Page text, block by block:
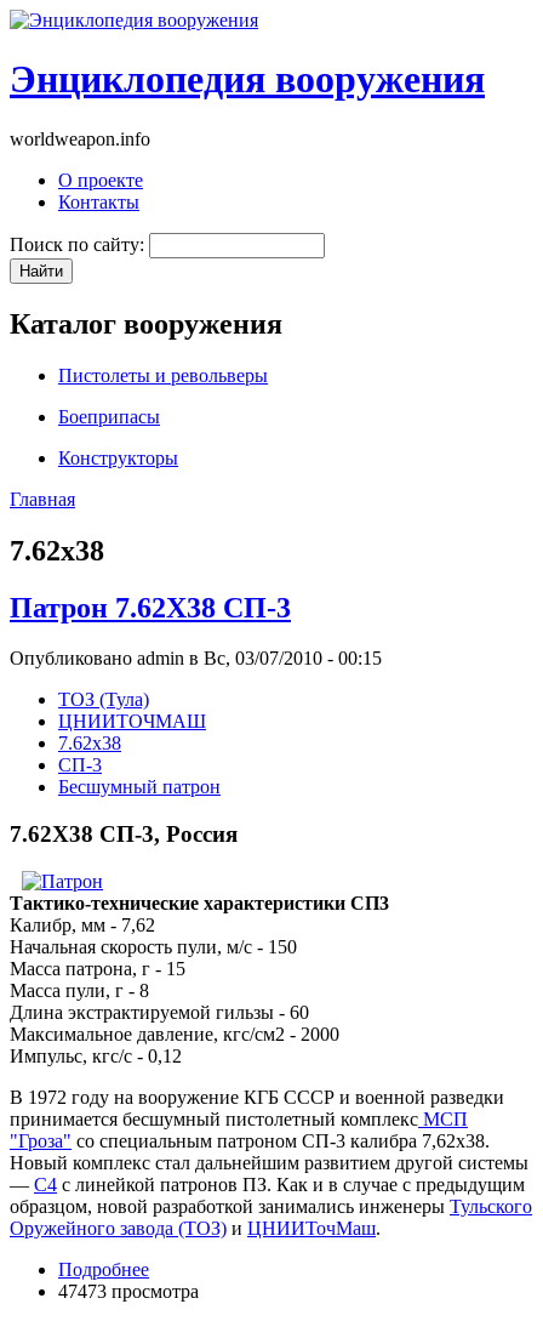
Энциклопедия вооружения
worldweapon.info
О проекте
Контакты
Поиск по сайту:
Каталог вооружения
Пистолеты и револьверы
Боеприпасы
Конструкторы
Главная
7.62x38
Патрон 7.62Х38 СП-3
Опубликовано admin в Вс, 03/07/2010 - 00:15
ТОЗ (Тула)
ЦНИИТОЧМАШ
7.62x38
СП-3
Бесшумный патрон
7.62Х38 СП-3, Россия
Тактико-технические характеристики СП3
Калибр, мм - 7,62
Начальная скорость пули, м/с - 150
Масса патрона, г - 15
Масса пули, г - 8
Длина экстрактируемой гильзы - 60
Максимальное давление, кгс/см2 - 2000
Импульс, кгс/с - 0,12
В 1972 году на вооружение КГБ СССР и военной разведки
принимается бесшумный пистолетный комплекс МСП
"Гроза" со специальным патроном СП-3 калибра 7,62х38.
Новый комплекс стал дальнейшим развитием другой системы
— С4 с линейкой патронов ПЗ. Как и в случае с предыдущим
образцом, новой разработкой занимались инженеры Тульского
Оружейного завода (ТОЗ) и ЦНИИТочМаш.
Подробнее
47473 просмотра